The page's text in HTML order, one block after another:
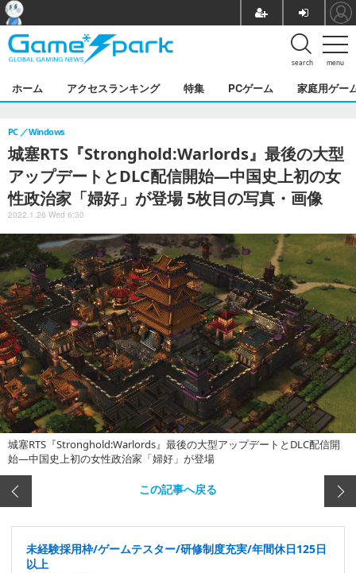
menu
search
ホーム アクセスランキング 特集 PCゲーム 家庭用ゲー
城塞RTS『Stronghold:Warlords』最後の大型
アップデートとDLC配信開始―中国史上初の女
性政治家「婦好」が登場 5枚目の写真・画像
PC Windows
2022.1.26 Wed 6:30
城塞RTS『Stronghold:Warlords』最後の大型アップデートとDLC配信開
始―中国史上初の女性政治家「婦好」が登場
この記事へ戻る
未経験採用枠/ゲームテスター/研修制度充実/年間休日125日
以上